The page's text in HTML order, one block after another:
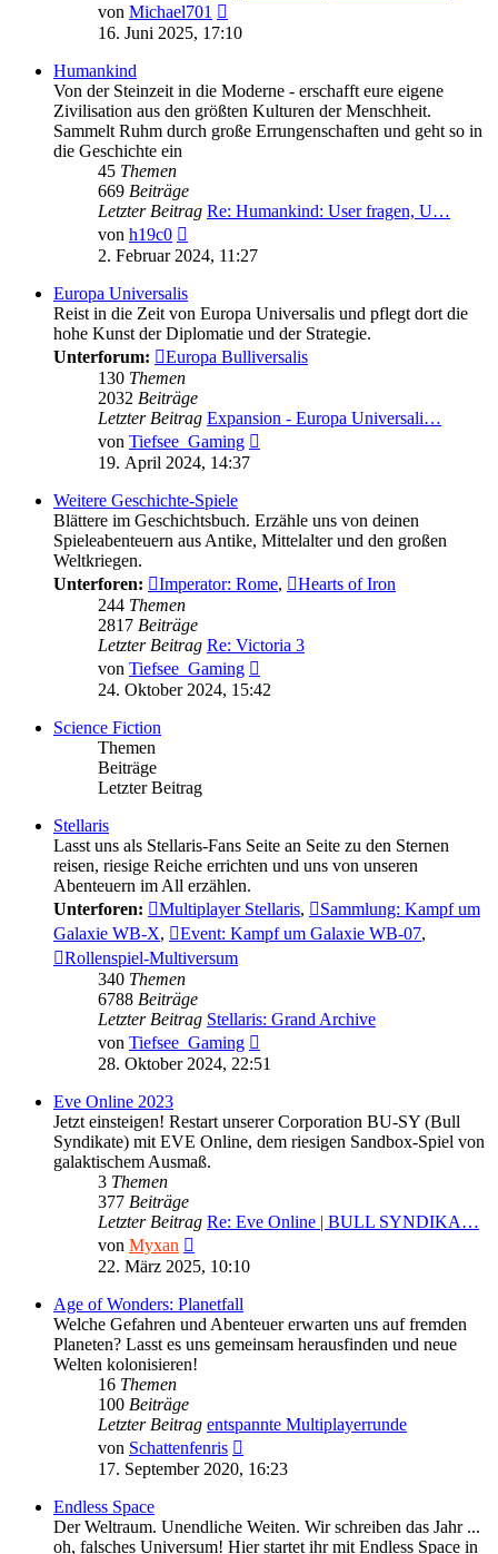
von Michael701
Beitrag
16. Juni 2025, 17:10
Humankind
Von der Steinzeit in die Moderne - erschafft eure eigene
Zivilisation aus den größten Kulturen der Menschheit.
Sammelt Ruhm durch große Errungenschaften und geht so in
die Geschichte ein
45 Themen
669 Beiträge
Letzter Beitrag Re: Humankind: User fragen, U…
von h19c0
Beitrag
2. Februar 2024, 11:27
Europa Universalis
Reist in die Zeit von Europa Universalis und pflegt dort die
hohe Kunst der Diplomatie und der Strategie.
Unterforum:
Europa Bulliversalis
130 Themen
2032 Beiträge
Letzter Beitrag Expansion - Europa Universali…
von Tiefsee_Gaming
19. April 2024, 14:37
Weitere Geschichte-Spiele
Blättere im Geschichtsbuch. Erzähle uns von deinen
Spieleabenteuern aus Antike, Mittelalter und den großen
Weltkriegen.
Unterforen:
Imperator: Rome,
Hearts of Iron
244 Themen
2817 Beiträge
Letzter Beitrag Re: Victoria 3
von Tiefsee_Gaming
Beitrag
24. Oktober 2024, 15:42
Science Fiction
Themen
Beiträge
Letzter Beitrag
Stellaris
Lasst uns als Stellaris-Fans Seite an Seite zu den Sternen
reisen, riesige Reiche errichten und uns von unseren
Abenteuern im All erzählen.
Unterforen:
Multiplayer Stellaris,
Sammlung: Kampf um
Galaxie WB-X, Event: Kampf um Galaxie WB-07,
Rollenspiel-Multiversum
340 Themen
6788 Beiträge
Letzter Beitrag Stellaris: Grand Archive
von Tiefsee_Gaming
Beitrag
28. Oktober 2024, 22:51
Eve Online 2023
Jetzt einsteigen! Restart unserer Corporation BU-SY (Bull
Syndikate) mit EVE Online, dem riesigen Sandbox-Spiel von
galaktischem Ausmaß.
3 Themen
377 Beiträge
Letzter Beitrag Re: Eve Online | BULL SYNDIKA…
von Myxan
Beitrag
22. März 2025, 10:10
Age of Wonders: Planetfall
Welche Gefahren und Abenteuer erwarten uns auf fremden
Planeten? Lasst es uns gemeinsam herausfinden und neue
Welten kolonisieren!
16 Themen
100 Beiträge
Letzter Beitrag entspannte Multiplayerrunde
von Schattenfenris
Beitrag
17. September 2020, 16:23
Endless Space
Der Weltraum. Unendliche Weiten. Wir schreiben das Jahr ...
oh, falsches Universum! Hier startet ihr mit Endless Space in